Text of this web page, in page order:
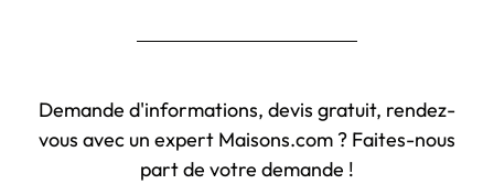
Demande d'informations, devis gratuit, rendez-
vous avec un expert Maisons.com ? Faites-nous
part de votre demande !